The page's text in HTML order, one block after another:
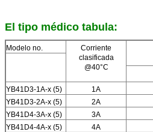
El tipo médico tabula:
Modelo no.
Corriente
clasificada
@40°C
YB41D3-1A-x (5) 1A
YB41D3-2A-x (5)
2A
YB41D4-3A-x (5)
3A
YB41D4-4A-x (5)
4A